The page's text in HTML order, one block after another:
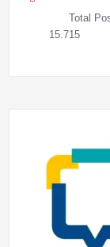
Total
15.715